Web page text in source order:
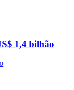
1,4 bilhão